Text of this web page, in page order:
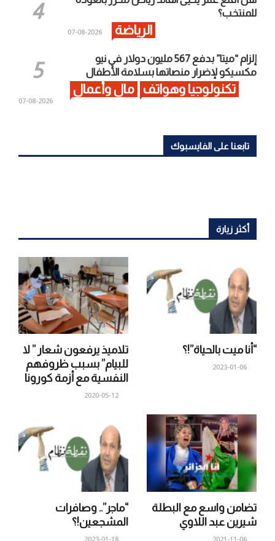
للمنتخب؟
الرياضة 2026-08-07
إلزام “ميتا” بدفع 567 مليون دولار في نيو
مكسيكو لإضرار منصاتها بسلامة الأطفال
تكنولوجيا وهواتف مال وأعمال
2026-08-07
تابعنا على الفايسبوك
أكثر زيارة
تلاميذ يرفعون شعار ” لا
للبيام” بسبب ظروفهم
النفسية مع أزمة كورونا
2020-05-12
“أنا ميت بالحياة”!؟
2023-01-06
“ماجر”.. وصافرات
المشجعين!؟
2023-01-18
تضامن واسع مع البطلة
شيرين عبد اللاوي
2021-11-06